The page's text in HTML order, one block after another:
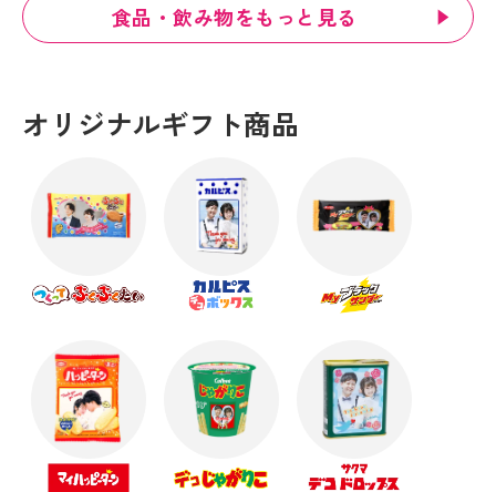
食品・飲み物をもっと見る
オリジナルギフト商品